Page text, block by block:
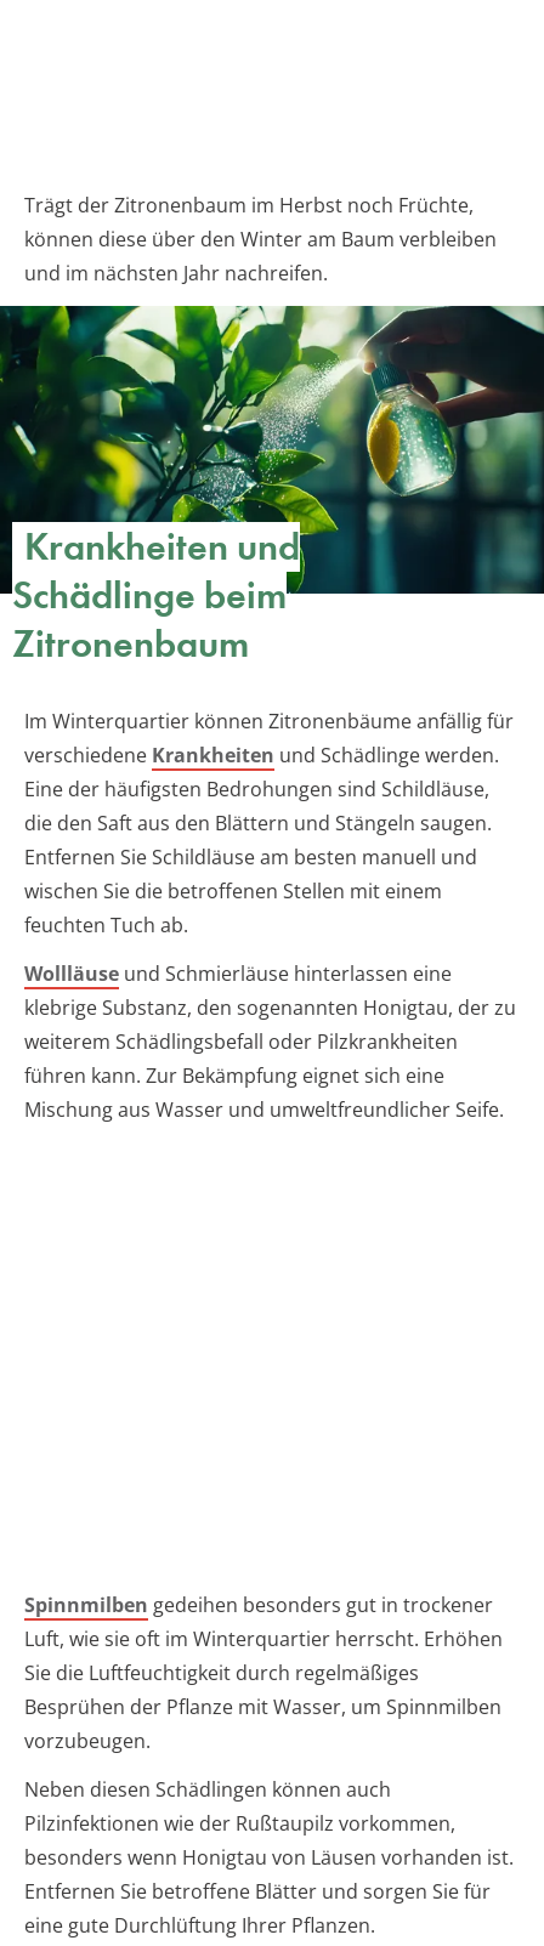
Trägt der Zitronenbaum im Herbst noch Früchte,
können diese über den Winter am Baum verbleiben
und im nächsten Jahr nachreifen.
Krankheiten und
Schädlinge beim
Zitronenbaum
Im Winterquartier können Zitronenbäume anfällig für
verschiedene Krankheiten und Schädlinge werden.
Eine der häufigsten Bedrohungen sind Schildläuse,
die den Saft aus den Blättern und Stängeln saugen.
Entfernen Sie Schildläuse am besten manuell und
wischen Sie die betroffenen Stellen mit einem
feuchten Tuch ab.
Wollläuse und Schmierläuse hinterlassen eine
klebrige Substanz, den sogenannten Honigtau, der zu
weiterem Schädlingsbefall oder Pilzkrankheiten
führen kann. Zur Bekämpfung eignet sich eine
Mischung aus Wasser und umweltfreundlicher Seife.
Spinnmilben gedeihen besonders gut in trockener
Luft, wie sie oft im Winterquartier herrscht. Erhöhen
Sie die Luftfeuchtigkeit durch regelmäßiges
Besprühen der Pflanze mit Wasser, um Spinnmilben
vorzubeugen.
Neben diesen Schädlingen können auch
Pilzinfektionen wie der Rußtaupilz vorkommen,
besonders wenn Honigtau von Läusen vorhanden ist.
Entfernen Sie betroffene Blätter und sorgen Sie für
eine gute Durchlüftung Ihrer Pflanzen.